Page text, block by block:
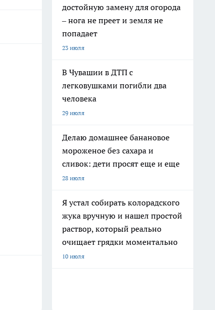
достойную замену для огорода
– нога не преет и земля не
попадает
23 июля
В Чувашии в ДТП с
легковушками погибли два
человека
29 июля
Делаю домашнее банановое
мороженое без сахара и
сливок: дети просят еще и еще
28 июля
Я устал собирать колорадского
жука вручную и нашел простой
раствор, который реально
очищает грядки моментально
10 июля